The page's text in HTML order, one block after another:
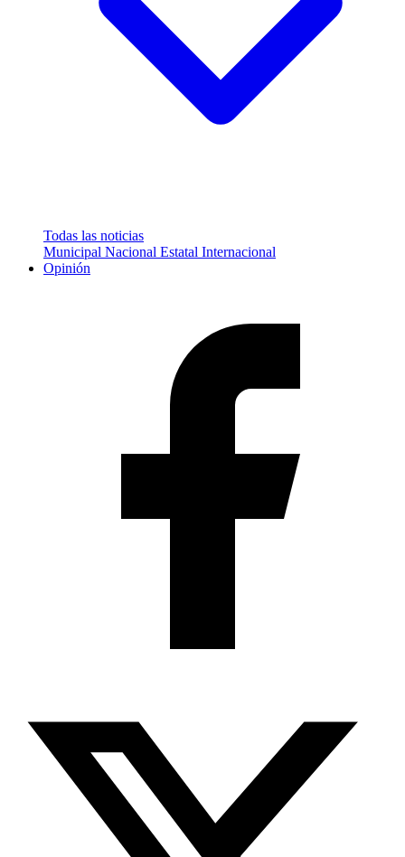
Todas las noticias
Municipal Nacional Estatal Internacional
Opinión